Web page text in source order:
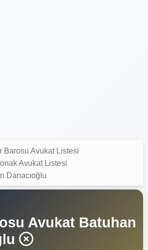
Barosu Avukat Listesi
Avukat Listesi
Danacıoğlu
Avukat Batuhan